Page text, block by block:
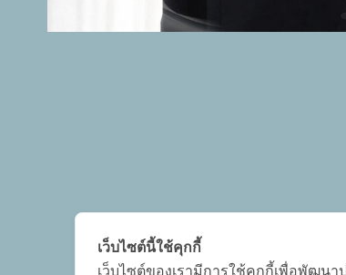
เว็บไซต์นี้ใช้คุกกี้
เว็บไซต์ของเรามีการใช้คุกกี้เพื่อพัฒ